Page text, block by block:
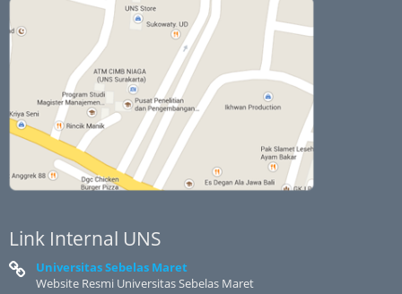
Link Internal UNS
Universitas Sebelas Maret
Website Resmi Universitas Sebelas Maret